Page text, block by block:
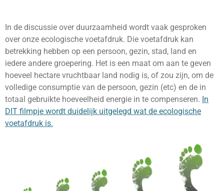
In de discussie over duurzaamheid wordt vaak gesproken
over onze ecologische voetafdruk. Die voetafdruk kan
betrekking hebben op een persoon, gezin, stad, land en
iedere andere groepering. Het is een maat om aan te geven
hoeveel hectare vruchtbaar land nodig is, of zou zijn, om de
volledige consumptie van de persoon, gezin (etc) en de in
totaal gebruikte hoeveelheid energie in te compenseren. In
DIT filmpje wordt duidelijk uitgelegd wat de ecologische
voetafdruk is.